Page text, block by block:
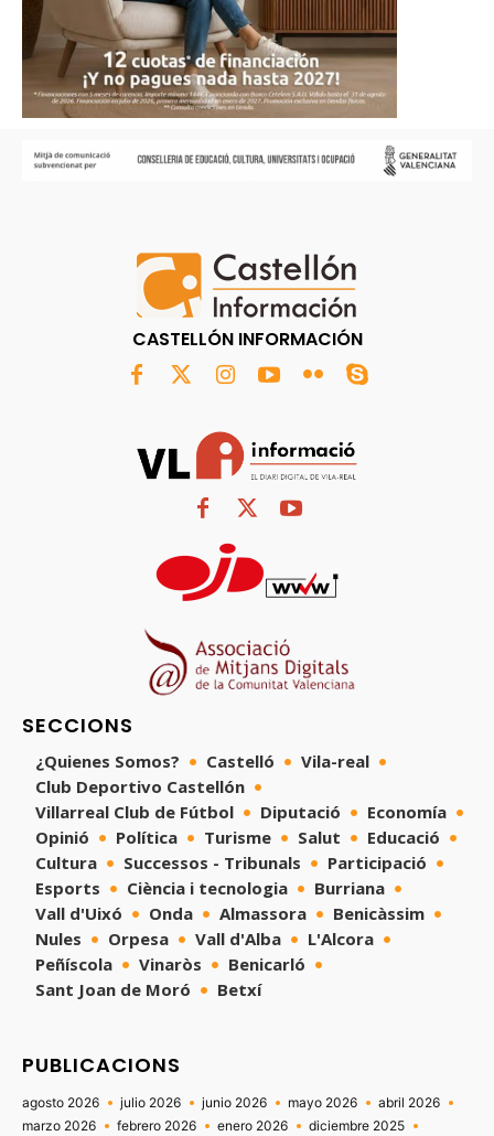
CASTELLÓN INFORMACIÓN
SECCIONS
¿Quienes Somos? Castelló
Vila-real
Club Deportivo Castellón
Villarreal Club de Fútbol
Diputació
Economía
Opinió
Política Turisme Salut
Educació
Cultura
Successos - Tribunals
Participació
Esports
Ciència i tecnologia
Burriana
Vall d'Uixó
Onda Almassora
Benicàssim
Nules
Orpesa Vall d'Alba
L'Alcora
Peñíscola
Vinaròs
Benicarló
Sant Joan de Moró
Betxí
PUBLICACIONS
agosto 2026 julio 2026 junio 2026 mayo 2026
abril 2026
marzo 2026
febrero 2026 enero 2026
diciembre 2025